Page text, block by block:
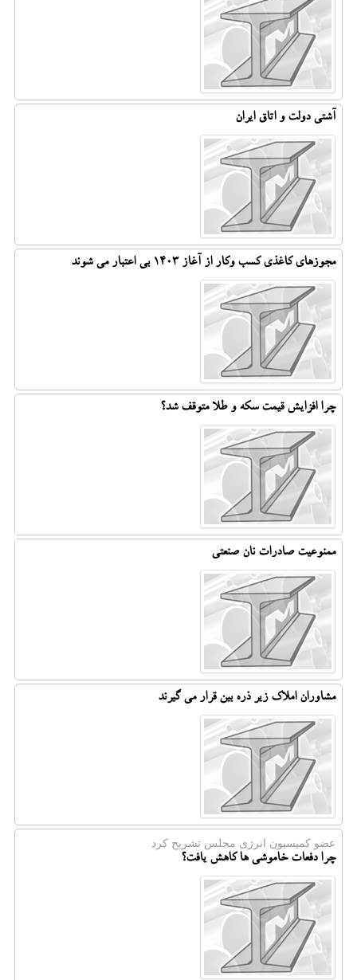
آشتی دولت و اتاق ایران
مجوزهای کاغذی کسب وکار از آغاز 1403 بی اعتبار می شوند
چرا افزایش قیمت سکه و طلا متوقف شد؟
ممنوعیت صادرات نان صنعتی
مشاوران املاک زیر ذره بین قرار می گیرند
عضو كمیسیون انرژی مجلس تشریح كرد
چرا دفعات خاموشی ها کاهش یافت؟